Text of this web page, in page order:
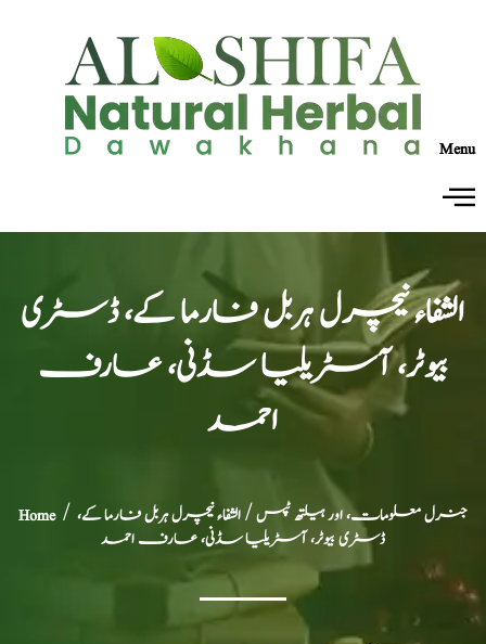
Menu
الشفاء نیچرل ہربل فارما کے، ڈسٹری
بیوٹر، آسٹریلیا سڈنی، عارف
احمد
Home/ جنرل معلومات، اور ہیلتھ ٹپس/ الشفاء نیچرل ہربل فارما کے،
ڈسٹری بیوٹر، آسٹریلیا سڈنی، عارف احمد